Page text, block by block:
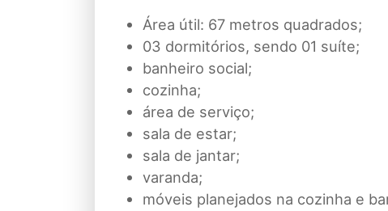
Área útil: 67 metros quadrados;
03 dormitórios, sendo 01 suíte;
banheiro social;
cozinha;
área de serviço;
sala de estar;
sala de jantar;
varanda;
móveis planejados na cozinha e